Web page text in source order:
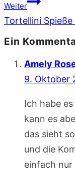
Weiter
Tortellini
Ein
Amely
9. Oktober
Ich habe
kann es
das sieht
und die
einfach nur